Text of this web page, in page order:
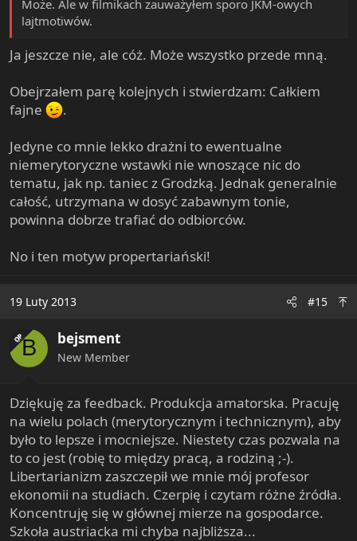
Może. Ale w filmikach zauważyłem sporo JKM-owych
lajtmotiwów.
Ja jeszcze nie, ale cóż. Może wszystko przede mną.
Obejrzałem parę kolejnych i stwierdzam: Całkiem
fajne
.
Jedyne co mnie lekko drażni to ewentualne
niemerytoryczne wstawki nie wnoszące nic do
tematu, jak np. taniec z Grodzką. Jednak generalnie
całość, utrzymana w dosyć zabawnym tonie,
powinna dobrze trafiać do odbiorców.
No i ten motyw propertariański!
19 Luty 2013 #15
OPB bejsment
New Member
Dziękuję za feedback. Produkcja amatorska. Pracuję
na wielu polach (merytorycznym i technicznym), aby
było to lepsze i mocniejsze. Niestety czas pozwala na
to co jest (robię to między pracą, a rodziną ;-).
Libertarianizm zaszczepił we mnie mój profesor
ekonomii na studiach. Czerpię i czytam różne źródła.
Koncentruję się w głównej mierze na gospodarce.
Szkoła austriacka mi chyba najbliższa...